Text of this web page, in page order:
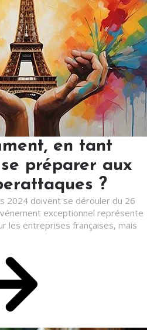
en tant
préparer aux
?
2024 doivent se dérouler du 26
exceptionnel représente
les entreprises françaises, mais